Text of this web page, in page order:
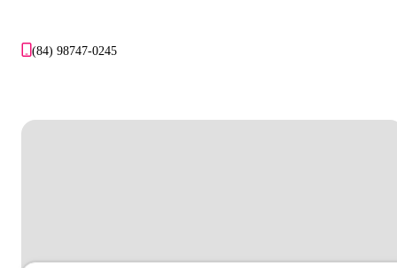
(84) 98747-0245